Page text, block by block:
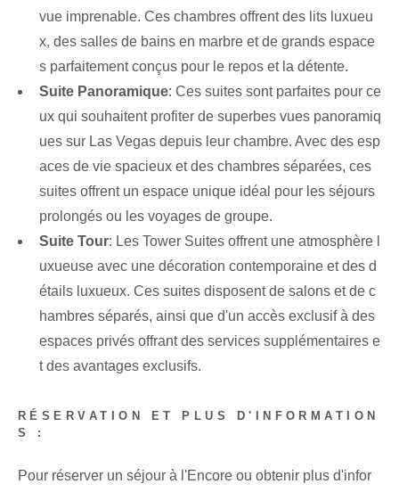
vue imprenable. Ces chambres offrent des lits luxueu
x, des salles de bains en marbre et de grands espace
s parfaitement conçus pour le repos et la détente.
Suite Panoramique: Ces suites sont parfaites pour ce
ux qui souhaitent profiter de superbes vues panoramiq
ues sur Las Vegas depuis leur chambre. Avec des esp
aces de vie spacieux et des chambres séparées, ces
suites offrent un espace unique idéal pour les séjours
prolongés ou les voyages de groupe.
Suite Tour: Les Tower Suites offrent une atmosphère l
uxueuse avec une décoration contemporaine et des d
étails luxueux. Ces suites disposent de salons et de c
hambres séparés, ainsi que d'un accès exclusif à des
espaces privés offrant des services supplémentaires e
t des avantages exclusifs.
RÉSERVATION ET PLUS D'INFORMATION
S :
Pour réserver un séjour à l'Encore ou obtenir plus d'infor